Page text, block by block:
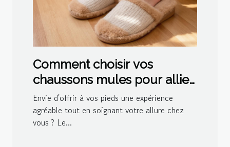
Comment choisir vos
chaussons mules pour allier
confort et style ?
Envie d'offrir à vos pieds une expérience
agréable tout en soignant votre allure chez
vous ? Le...